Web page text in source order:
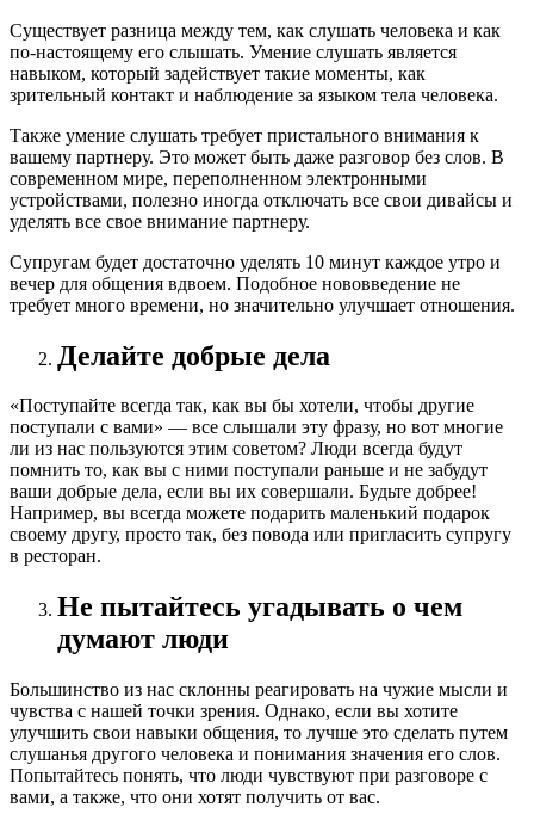
Существует разница между тем, как слушать человека и как
по-настоящему его слышать. Умение слушать является
навыком, который задействует такие моменты, как
зрительный контакт и наблюдение за языком тела человека.
Также умение слушать требует пристального внимания к
вашему партнеру. Это может быть даже разговор без слов. В
современном мире, переполненном электронными
устройствами, полезно иногда отключать все свои дивайсы и
уделять все свое внимание партнеру.
Супругам будет достаточно уделять 10 минут каждое утро и
вечер для общения вдвоем. Подобное нововведение не
требует много времени, но значительно улучшает отношения.
Делайте добрые дела
«Поступайте всегда так, как вы бы хотели, чтобы другие
поступали с вами» — все слышали эту фразу, но вот многие
ли из нас пользуются этим советом? Люди всегда будут
помнить то, как вы с ними поступали раньше и не забудут
ваши добрые дела, если вы их совершали. Будьте добрее!
Например, вы всегда можете подарить маленький подарок
своему другу, просто так, без повода или пригласить супругу
в ресторан.
Не пытайтесь угадывать о чем
думают люди
Большинство из нас склонны реагировать на чужие мысли и
чувства с нашей точки зрения. Однако, если вы хотите
улучшить свои навыки общения, то лучше это сделать путем
слушанья другого человека и понимания значения его слов.
Попытайтесь понять, что люди чувствуют при разговоре с
вами, а также, что они хотят получить от вас.